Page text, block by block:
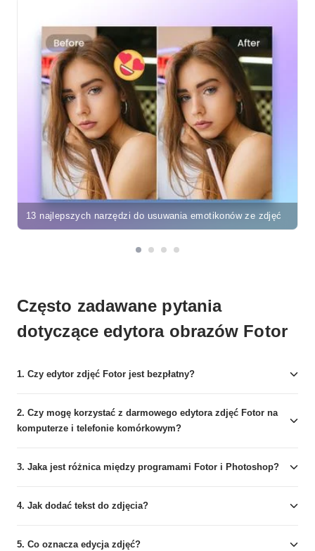
13 najlepszych narzędzi do usuwania emotikonów ze zdjęć
Często zadawane pytania
dotyczące edytora obrazów Fotor
1. Czy edytor zdjęć Fotor jest bezpłatny?
2. Czy mogę korzystać z darmowego edytora zdjęć Fotor na
komputerze i telefonie komórkowym?
3. Jaka jest różnica między programami Fotor i Photoshop?
4. Jak dodać tekst do zdjęcia?
5. Co oznacza edycja zdjęć?